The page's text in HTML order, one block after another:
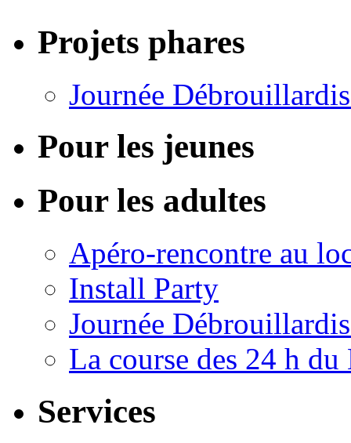
Projets phares
Journée
Pour les jeunes
Pour les adultes
Apéro-rencontre au
Install Party
Journée
La course des 24 h
Services